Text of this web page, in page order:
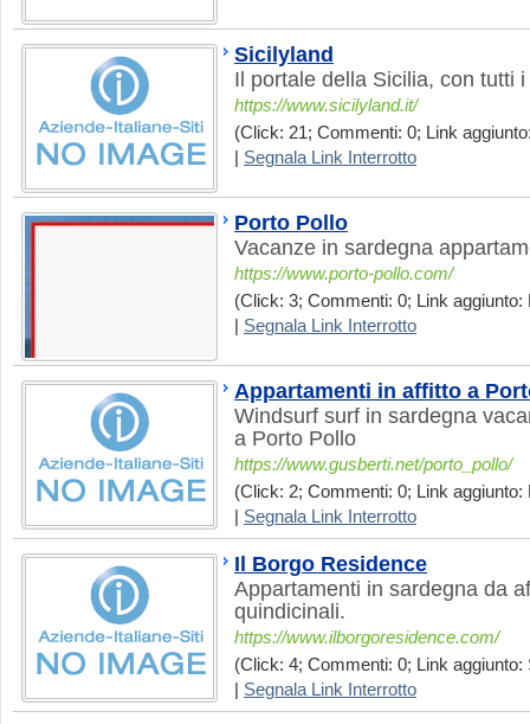
Sicilyland
Il portale della Sicilia, con tutti
https://www.sicilyland.it/
(Click: 21; Commenti: 0; Link
Segnala Link Interrotto
Porto Pollo
Vacanze in sardegna
https://www.porto-pollo.com/
(Click: 3; Commenti: 0; Link aggiunto:
Segnala Link Interrotto
Appartamenti in affitto a
Windsurf surf in sardegna
a Porto Pollo
https://www.gusberti.net/porto_pollo/
(Click: 2; Commenti: 0; Link aggiunto:
Segnala Link Interrotto
Il Borgo Residence
Appartamenti in sardegna da
quindicinali.
https://www.ilborgoresidence.com/
(Click: 4; Commenti: 0; Link aggiunto:
Segnala Link Interrotto